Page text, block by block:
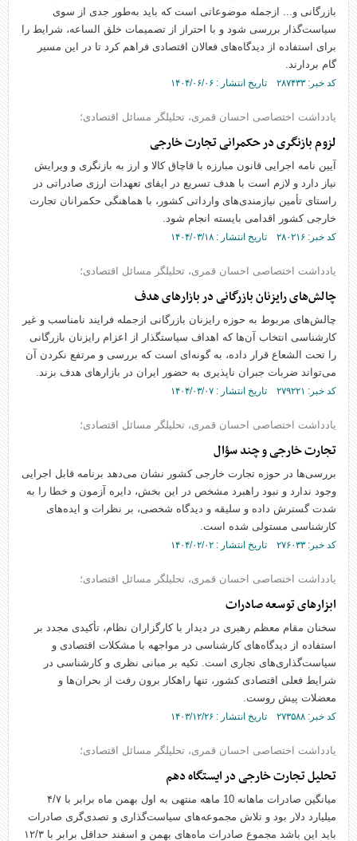
بازرگانی و... ازجمله موضوعاتی است که باید به‌طور جدی از سوی
سیاست‌گذار بررسی شود و با احتراز از تصمیمات خلق الساعه، شرایط را
برای استفاده از دیدگاه‌های فعالان اقتصادی فراهم کرد تا در این مسیر
گام بردارند.
کد خبر: ۲۸۷۴۳۳ تاریخ انتشار : ۱۴۰۴/۰۶/۰۶
یادداشت اختصاصی احسان قمری، تحلیلگر مسائل اقتصادی؛
لزوم بازنگری در حکمرانی تجارت خارجی
آیین نامه اجرایی قانون مبارزه با قاچاق کالا و ارز به بازنگری و ویرایش
نیاز دارد و لازم است با هدف تسریع در ایفای تعهدات ارزی صادراتی در
راستای تأمین نیازمندی‌های وارداتی کشور، با هماهنگی حکمرانان تجارت
خارجی کشور اقدامی بایسته انجام شود.
کد خبر: ۲۸۰۲۱۶ تاریخ انتشار : ۱۴۰۴/۰۳/۱۸
یادداشت اختصاصی احسان قمری، تحلیلگر مسائل اقتصادی؛
چالش‌های رایزنان بازرگانی در بازارهای هدف
چالش‌های مربوط به حوزه رایزنان بازرگانی ازجمله فرایند نامناسب و غیر
کارشناسی انتخاب آن‌ها که اهداف سیاستگذار از اعزام رایزنان بازرگانی
را تحت الشعاع قرار داده، به گونه‌ای است که بررسی و مرتفع نکردن آن
می‌تواند ضربات جبران ناپذیری به حضور ایران در بازارهای هدف بزند.
کد خبر: ۲۷۹۲۲۱ تاریخ انتشار : ۱۴۰۴/۰۳/۰۷
یادداشت اختصاصی احسان قمری، تحلیلگر مسائل اقتصادی؛
تجارت خارجی و چند سؤال
بررسی‌ها در حوزه تجارت خارجی کشور نشان می‌دهد برنامه قابل اجرایی
وجود ندارد و نبود راهبرد مشخص در این بخش، دایره آزمون و خطا را به
شدت گسترش داده و سلیقه و دیدگاه شخصی، بر نظرات و ایده‌های
کارشناسی مستولی شده است.
کد خبر: ۲۷۶۰۳۳ تاریخ انتشار : ۱۴۰۴/۰۲/۰۲
یادداشت اختصاصی احسان قمری، تحلیلگر مسائل اقتصادی؛
ابزارهای توسعه صادرات
سخنان مقام معظم رهبری در دیدار با کارگزاران نظام، تأکیدی مجدد بر
استفاده از دیدگاه‌های کارشناسی در مواجهه با مشکلات اقتصادی و
سیاست‌گذاری‌های تجاری است. تکیه بر مبانی نظری و کارشناسی در
شرایط فعلی اقتصادی کشور، تنها راهکار برون رفت از بحران‌ها و‌
معضلات پیش روست.
کد خبر: ۲۷۳۵۸۸ تاریخ انتشار : ۱۴۰۳/۱۲/۲۶
یادداشت اختصاصی احسان قمری، تحلیلگر مسائل اقتصادی؛
تحلیل تجارت خارجی در ایستگاه دهم‌
میانگین صادرات ماهانه 10 ماهه منتهی به اول بهمن ماه برابر با ۴/۷
میلیارد دلار بود و تلاش مجموعه‌های سیاست‌گذاری و تصدی‌گری صادرات
باید این باشد مجموع صادرات ماه‌های بهمن و اسفند حداقل برابر با ۱۲/۳